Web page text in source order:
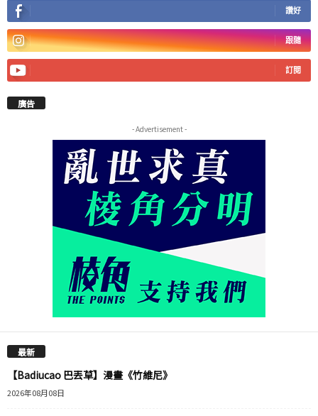
讚好
跟隨
訂閱
廣告
- Advertisement -
最新
【Badiucao 巴丟草】漫畫《竹維尼》
2026年08月08日